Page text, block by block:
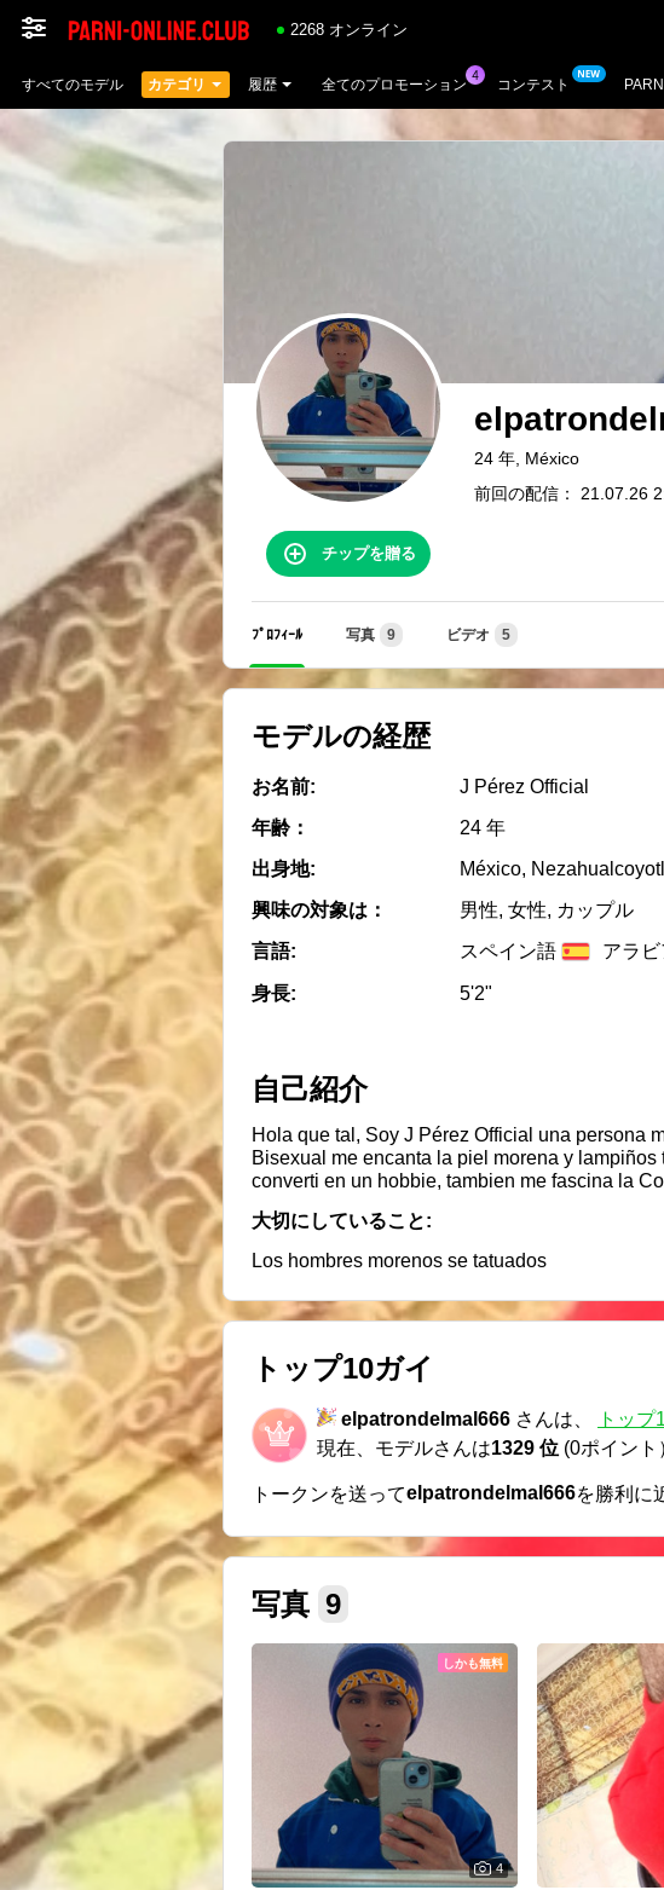
2268 オンライン
すべてのモデル カテゴリ 履歴 全てのプロモーション コンテスト
24 年, México
前回の配信： 21.07.26
チップを贈る
ﾌﾟﾛﾌｨｰﾙ 写真 9 ビデオ 5
モデルの経歴
お名前:
J Pérez Official
年齢：
24 年
出身地:
México, Nezahualcoyotl
興味の対象は：
男性, 女性, カップル
言語:
スペイン語 アラ
身長: 5'2"
自己紹介
Hola que tal, Soy J Pérez Official una persona muy
Bisexual me encanta la piel morena y
converti en un hobbie, tambien me fascina la
大切にしていること:
Los hombres morenos se tatuados
トップ10ガイ
elpatrondelmal666 さんは、 トップ
現在、モデルさんは1329 位 (0ポイント
トークンを送ってelpatrondelmal666を勝利に
写真 9
しかも無料
4